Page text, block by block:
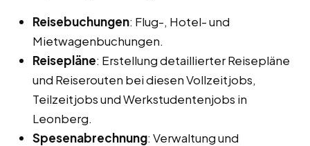
Reisebuchungen: Flug-, Hotel- und
Mietwagenbuchungen.
Reisepläne: Erstellung detaillierter Reisepläne
und Reiserouten bei diesen Vollzeitjobs,
Teilzeitjobs und Werkstudentenjobs in
Leonberg.
Spesenabrechnung: Verwaltung und